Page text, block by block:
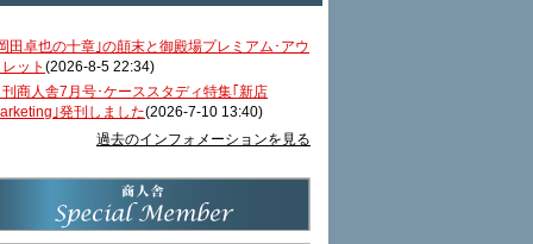
田卓也の十章｣の顛末と御殿場プレミアム･アウ
ット (2026-8-5 22:34)
商人舎7月号･ケーススタディ特集｢新店
｣発刊しました(2026-7-10 13:40)
過去のインフォメーションを見る